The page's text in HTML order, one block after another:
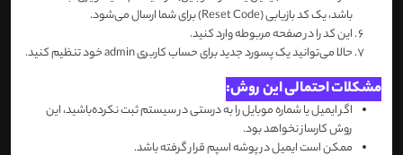
باشد، یک کد بازیابی (Reset Code) برای شما ارسال می‌شود.
این کد را در صفحه مربوطه وارد کنید.
حالا می‌توانید یک پسورد جدید برای حساب کاربری admin خود تنظیم کنید.
مشکلات احتمالی این روش:
اگر ایمیل یا شماره موبایل را به درستی در سیستم ثبت نکرده‌باشید، این
روش کارساز نخواهد بود.
ممکن است ایمیل در پوشه اسپم قرار گرفته باشد.